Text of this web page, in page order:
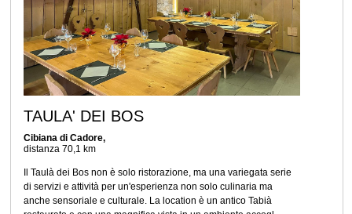
TAULA' DEI BOS
Cibiana di Cadore,
distanza 70,1 km
Il Taulà dei Bos non è solo ristorazione, ma una variegata serie
di servizi e attività per un'esperienza non solo culinaria ma
anche sensoriale e culturale. La location è un antico Tabià